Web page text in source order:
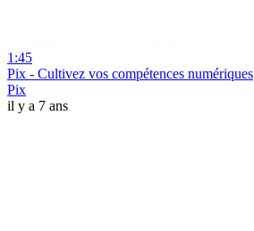
1:45
Pix - Cultivez vos compétences numériques
Pix
il y a 7 ans